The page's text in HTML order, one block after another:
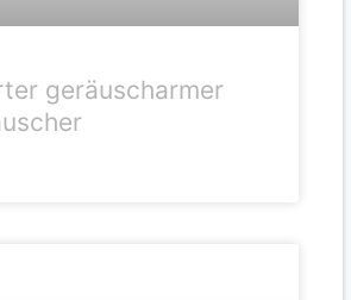
geräuscharmer